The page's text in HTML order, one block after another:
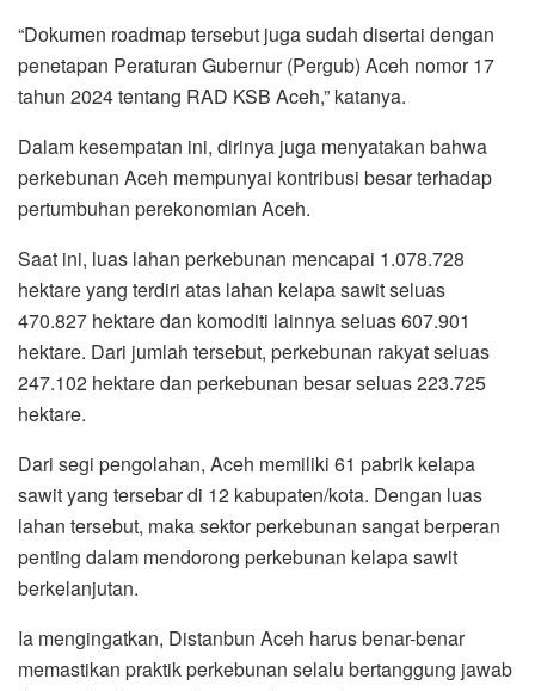
“Dokumen roadmap tersebut juga sudah disertai dengan
penetapan Peraturan Gubernur (Pergub) Aceh nomor 17
tahun 2024 tentang RAD KSB Aceh,” katanya.
Dalam kesempatan ini, dirinya juga menyatakan bahwa
perkebunan Aceh mempunyai kontribusi besar terhadap
pertumbuhan perekonomian Aceh.
Saat ini, luas lahan perkebunan mencapai 1.078.728
hektare yang terdiri atas lahan kelapa sawit seluas
470.827 hektare dan komoditi lainnya seluas 607.901
hektare. Dari jumlah tersebut, perkebunan rakyat seluas
247.102 hektare dan perkebunan besar seluas 223.725
hektare.
Dari segi pengolahan, Aceh memiliki 61 pabrik kelapa
sawit yang tersebar di 12 kabupaten/kota. Dengan luas
lahan tersebut, maka sektor perkebunan sangat berperan
penting dalam mendorong perkebunan kelapa sawit
berkelanjutan.
Ia mengingatkan, Distanbun Aceh harus benar-benar
memastikan praktik perkebunan selalu bertanggung jawab